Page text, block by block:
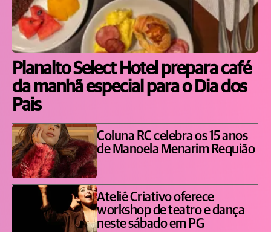
Planalto Select Hotel prepara café
da manhã especial para o Dia dos
Pais
Coluna RC celebra os 15 anos
de Manoela Menarim Requião
Ateliê Criativo oferece
workshop de teatro e dança
neste sábado em PG